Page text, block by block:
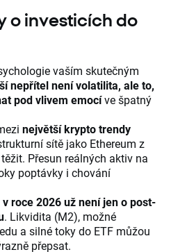
o investicích do
vaším skutečným
nepřítel není volatilita, ale to,
pod vlivem emocíve špatný
největší krypto trendy
sítě jako Ethereum z
Přesun reálných aktiv na
poptávky i chování
v roce 2026 už není jen o post-
. Likvidita (M2), možné
a silné toky do ETF můžou
přepsat.